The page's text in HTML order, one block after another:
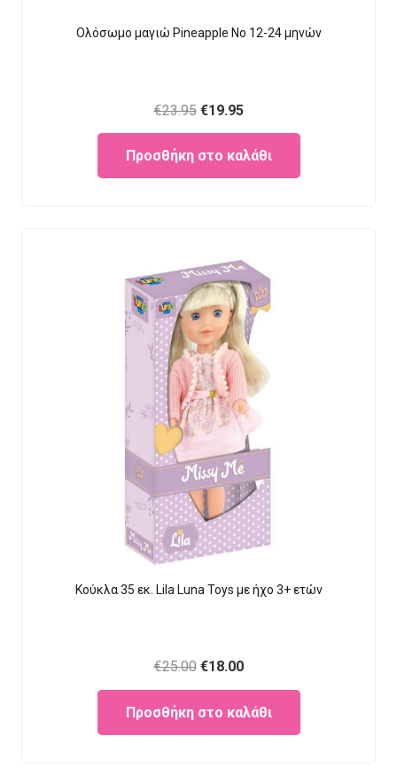
Ολόσωμο μαγιώ Pineapple Νο 12-24 μηνών
€23.95 Original
price
was:
€23.95.
€19.95Current
price
is:
€19.95.
Προσθήκη στο καλάθι
Κούκλα 35 εκ. Lila Luna Τοys με ήχο 3+ ετών
€25.00 Original
price
was:
€25.00.
€18.00Current
price
is:
€18.00.
Προσθήκη στο καλάθι